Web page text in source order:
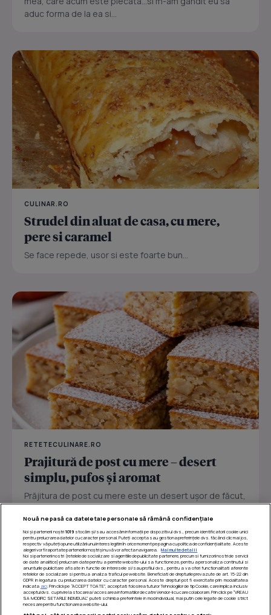
aduc forma de la ea si...
CULINAR.RO
Strudel din aluat de casa, cu mere,
pere si caramel
Se face repede, usor si este foarte bun...
RETETECULINARE.RO
Prajitură de post cu mere – desert
simplu, pufos și aromat
Prăjitura de post cu mere este un desert ușor de făcut,
sau...
Nouă ne pasă ca datele tale personale să rămână confidențiale
Noi și partenerii noștri 1019stocăm și/sau accesăm informații pe dispozitivul dvs., precum identificatorii cookie unici
pentru prelucrarea datelor cu caracter personal. Puteți accepta sau gestiona preferințele dvs. făcând clic mai jos,
respectiv vă puteți opune utilizării unui interes legitim în orice moment pe pagina cu politica de confidențialitate. Aceste
alegeri vor fi raportate partenerilor noștri și nu vă vor afecta navigarea.
Mai multe detalii
Noi si partenerii nostri (retelele de socializare si agentiile de publicitate partenere, precum si furnizorii nostri de servicii
de date analitice) prelucram date pentru a permite website-ului sa functioneze, pentru a personaliza continutul si
anunturile publicitare afisate in functie de interesele si/sau profilul dvs., pentru a va oferi functionalitati aferente
retelelor de socializare si pentru a analiza traficul pe website. Beneficiati de drepturile prevazute de art. 15-22 din
GDPR in legatura cu prelucrarea datelor cu caracter personal. Aceste drepturi pot fi exercitate prin modalitatea
indicata aici. Prin click pe “ACCEPT TOATE”, acceptati folosirea tuturor Tehnologiilor de tip Cookie, care implica inclusiv
acceptul dvs. cu privire la stocarea/accesarea informatiilor de catre Vendor-ii cu care colaboram. Prin click pe “VREAU
SA MODIFIC SETARILE INDIVIDUAL” puteti schimba preferintele in mod individual, mai putin cele legate de cookie strict
necesare pentru functionarea website-ului.